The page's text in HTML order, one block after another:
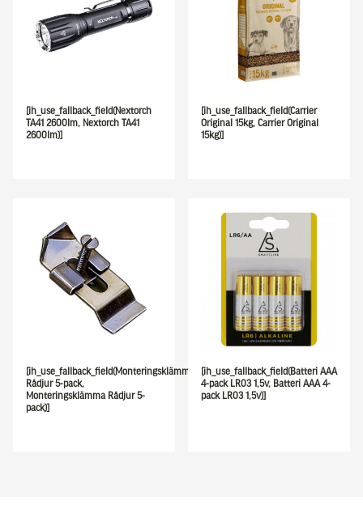
[ih_use_fallback_field(Nextorch
TA41 2600lm, Nextorch TA41
2600lm)]
[ih_use_fallback_field(Carrier
Original 15kg, Carrier Original
15kg)]
[ih_use_fallback_field(Monteringsklämma
Rådjur 5-pack,
Monteringsklämma Rådjur 5-
pack)]
[ih_use_fallback_field(Batteri AAA
4-pack LR03 1,5v, Batteri AAA 4-
pack LR03 1,5v)]